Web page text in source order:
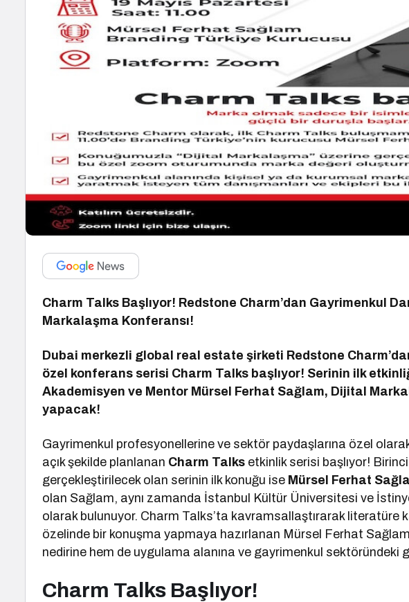
Charm Talks Başlıyor! Redstone Charm’dan Gayrimenkul
Markalaşma Konferansı!
Dubai merkezli global real estate şirketi Redstone
özel konferans serisi Charm Talks başlıyor! Serinin ilk
Akademisyen ve Mentor Mürsel Ferhat Sağlam, Dijital
yapacak!
Gayrimenkul profesyonellerine ve sektör paydaşlarına özel
açık şekilde planlanan Charm Talks etkinlik serisi başlıyor!
gerçekleştirilecek olan serinin ilk konuğu ise Mürsel Ferhat
olan Sağlam, aynı zamanda İstanbul Kültür Üniversitesi ve
olarak bulunuyor. Charm Talks’ta kavramsallaştırarak literatüre
özelinde bir konuşma yapmaya hazırlanan Mürsel Ferhat
nedirine hem de uygulama alanına ve gayrimenkul sektöründeki
Charm Talks Başlıyor!